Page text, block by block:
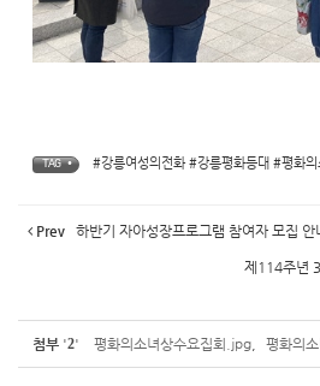
TAG • #강릉여성의전화 #강릉평화등대 #평화의
Prev 하반기 자아성장프로그램 참여자 모집 안
제114주년
첨부 '2' 평화의소녀상수요집회.jpg 평화의